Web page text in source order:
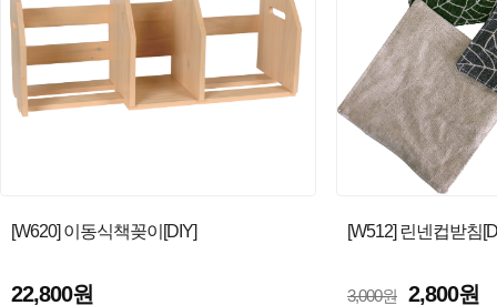
[W620] 이동식책꽂이[DIY]
22,800원
[W512] 린넨컵받침
3,000원 2,800원